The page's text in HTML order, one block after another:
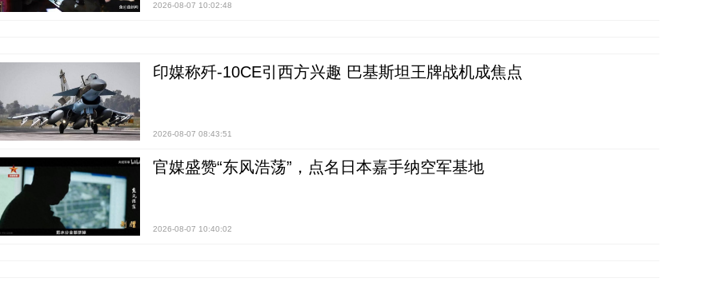
2026-08-07 10:02:48
印媒称歼-10CE引西方兴趣 巴基斯坦王牌战机成焦点
2026-08-07 08:43:51
官媒盛赞“东风浩荡”，点名日本嘉手纳空军基地
2026-08-07 10:40:02